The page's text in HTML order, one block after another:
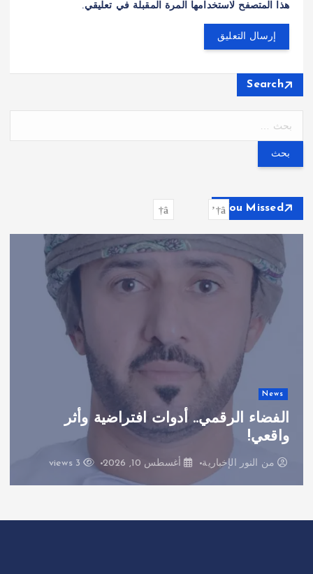
هذا المتصفح لاستخدامها المرة المقبلة في تعليقي.
Search
ح
ع
You Missed
News
الفضاء الرقمي.. أدوات افتراضية وأثر
واقعي!
من النور الإخبارية أغسطس 10, 2026 3 views